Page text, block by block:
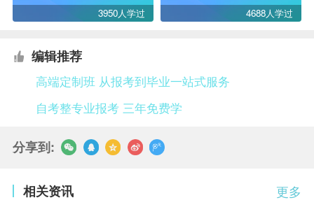
3950人学过 4688人学过
编辑推荐
高端定制班 从报考到毕业一站式服务
自考整专业报考 三年免费学
分享到:
更多
相关资讯